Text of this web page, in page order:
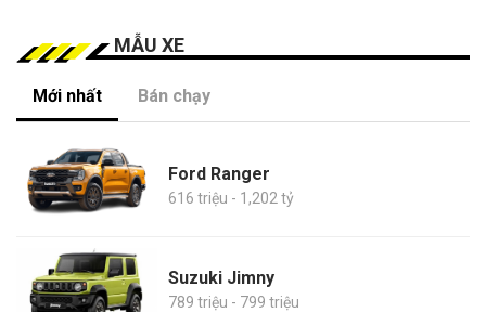
MẪU XE
Mới nhất Bán chạy
Ford Ranger
616 triệu - 1,202 tỷ
Suzuki Jimny
789 triệu - 799 triệu